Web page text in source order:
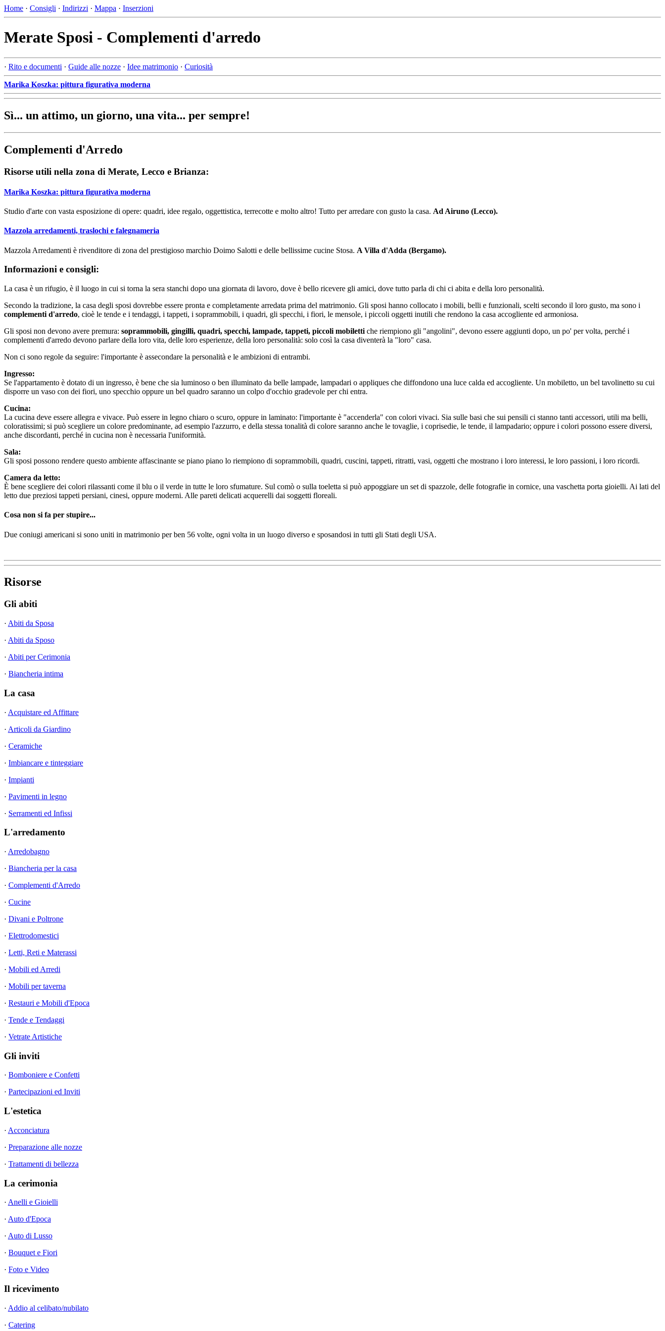
Home · Consigli · Indirizzi · Mappa · Inserzioni
Merate Sposi - Complementi d'arredo
· Rito e documenti · Guide alle nozze · Idee matrimonio · Curiosità
Marika Koszka: pittura figurativa moderna
Sì... un attimo, un giorno, una vita... per sempre!
Complementi d'Arredo
Risorse utili nella zona di Merate, Lecco e Brianza:
Marika Koszka: pittura figurativa moderna
Studio d'arte con vasta esposizione di opere: quadri, idee regalo, oggettistica, terrecotte e molto altro! Tutto per arredare con gusto la casa. Ad Airuno (Lecco).
Mazzola arredamenti, traslochi e falegnameria
Mazzola Arredamenti è rivenditore di zona del prestigioso marchio Doimo Salotti e delle bellissime cucine Stosa. A Villa d'Adda (Bergamo).
Informazioni e consigli:
La casa è un rifugio, è il luogo in cui si torna la sera stanchi dopo una giornata di lavoro, dove è bello ricevere gli amici, dove tutto parla di chi ci abita e della loro personalità.
Secondo la tradizione, la casa degli sposi dovrebbe essere pronta e completamente arredata prima del matrimonio. Gli sposi hanno collocato i mobili, belli e funzionali, scelti secondo il loro gusto, ma sono i
complementi d'arredo, cioè le tende e i tendaggi, i tappeti, i soprammobili, i quadri, gli specchi, i fiori, le mensole, i piccoli oggetti inutili che rendono la casa accogliente ed armoniosa.
Gli sposi non devono avere premura: soprammobili, gingilli, quadri, specchi, lampade, tappeti, piccoli mobiletti che riempiono gli "angolini", devono essere aggiunti dopo, un po' per volta, perché i
complementi d'arredo devono parlare della loro vita, delle loro esperienze, della loro personalità: solo così la casa diventerà la "loro" casa.
Non ci sono regole da seguire: l'importante è assecondare la personalità e le ambizioni di entrambi.
Ingresso:
Se l'appartamento è dotato di un ingresso, è bene che sia luminoso o ben illuminato da belle lampade, lampadari o appliques che diffondono una luce calda ed accogliente. Un mobiletto, un bel tavolinetto su cui
disporre un vaso con dei fiori, uno specchio oppure un bel quadro saranno un colpo d'occhio gradevole per chi entra.
Cucina:
La cucina deve essere allegra e vivace. Può essere in legno chiaro o scuro, oppure in laminato: l'importante è "accenderla" con colori vivaci. Sia sulle basi che sui pensili ci stanno tanti accessori, utili ma belli,
coloratissimi; si può scegliere un colore predominante, ad esempio l'azzurro, e della stessa tonalità di colore saranno anche le tovaglie, i coprisedie, le tende, il lampadario; oppure i colori possono essere diversi,
anche discordanti, perché in cucina non è necessaria l'uniformità.
Sala:
Gli sposi possono rendere questo ambiente affascinante se piano piano lo riempiono di soprammobili, quadri, cuscini, tappeti, ritratti, vasi, oggetti che mostrano i loro interessi, le loro passioni, i loro ricordi.
Camera da letto:
È bene scegliere dei colori rilassanti come il blu o il verde in tutte le loro sfumature. Sul comò o sulla toeletta si può appoggiare un set di spazzole, delle fotografie in cornice, una vaschetta porta gioielli. Ai lati del
letto due preziosi tappeti persiani, cinesi, oppure moderni. Alle pareti delicati acquerelli dai soggetti floreali.
Cosa non si fa per stupire...
Due coniugi americani si sono uniti in matrimonio per ben 56 volte, ogni volta in un luogo diverso e sposandosi in tutti gli Stati degli USA.
Risorse
Gli abiti
· Abiti da Sposa
· Abiti da Sposo
· Abiti per Cerimonia
· Biancheria intima
La casa
· Acquistare ed Affittare
· Articoli da Giardino
· Ceramiche
· Imbiancare e tinteggiare
· Impianti
· Pavimenti in legno
· Serramenti ed Infissi
L'arredamento
· Arredobagno
· Biancheria per la casa
· Complementi d'Arredo
· Cucine
· Divani e Poltrone
· Elettrodomestici
· Letti, Reti e Materassi
· Mobili ed Arredi
· Mobili per taverna
· Restauri e Mobili d'Epoca
· Tende e Tendaggi
· Vetrate Artistiche
Gli inviti
· Bomboniere e Confetti
· Partecipazioni ed Inviti
L'estetica
· Acconciatura
· Preparazione alle nozze
· Trattamenti di bellezza
La cerimonia
· Anelli e Gioielli
· Auto d'Epoca
· Auto di Lusso
· Bouquet e Fiori
· Foto e Video
Il ricevimento
· Addio al celibato/nubilato
· Catering